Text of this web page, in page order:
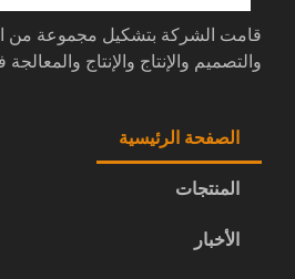
قامت الشركة بتشكيل مجموعة من
والتصميم والإنتاج والإنتاج والمعالجة
الصفحة الرئيسية
المنتجات
الأخبار